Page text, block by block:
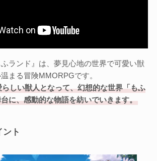
ふランド』は、夢見心地の世界で可愛い獣
まる冒険MMORPGです。
しい獣人となって、幻想的な世界「もふ
に、感動的な物語を紡いでいきます。
ント